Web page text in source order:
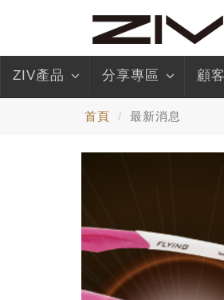
ZIV產品 分享專區 顧
首頁 最新消息